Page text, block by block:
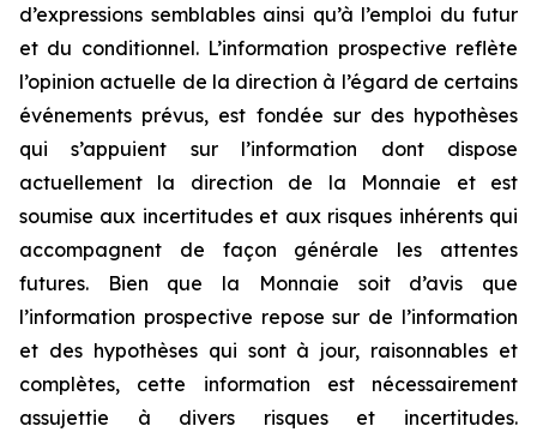
d’expressions semblables ainsi qu’à l’emploi du futur
et du conditionnel. L’information prospective reflète
l’opinion actuelle de la direction à l’égard de certains
événements prévus, est fondée sur des hypothèses
qui s’appuient sur l’information dont dispose
actuellement la direction de la Monnaie et est
soumise aux incertitudes et aux risques inhérents qui
accompagnent de façon générale les attentes
futures. Bien que la Monnaie soit d’avis que
l’information prospective repose sur de l’information
et des hypothèses qui sont à jour, raisonnables et
complètes, cette information est nécessairement
assujettie à divers risques et incertitudes.